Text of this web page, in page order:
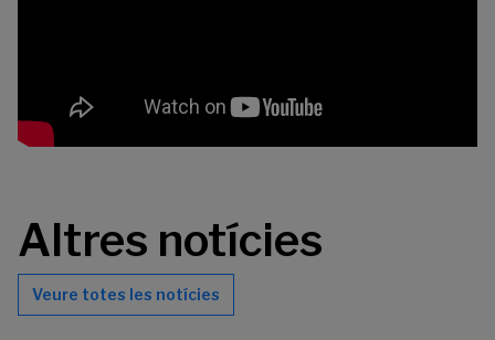
Altres notícies
Veure totes les notícies